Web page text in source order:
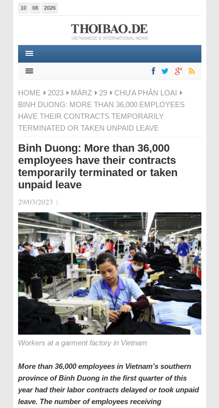
10 08 2026
HOME 2023 MÄRZ 29
CHƯA PHÂN LOẠI
BINH DUONG: MORE THAN 36,000 EMPLOYEES
HAVE THEIR CONTRACTS TEMPORARILY
TERMINATED OR TAKEN UNPAID LEAVE
Binh Duong: More than 36,000
employees have their contracts
temporarily terminated or taken
unpaid leave
29/03/2023 |
Workers at a garment factory in Vietnam
More than 36,000 employees in Vietnam’s southern
province of Binh Duong in the first quarter of this
year had their labor contracts delayed or took unpaid
leave. The number of employees receiving